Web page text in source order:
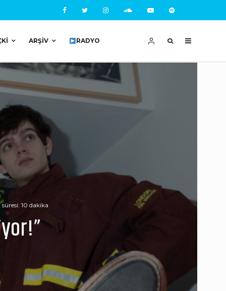
ARŞIV RADYO
10 dakika